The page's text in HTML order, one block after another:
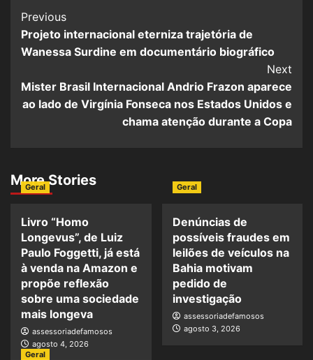
Previous
Projeto internacional eterniza trajetória de
Wanessa Surdine em documentário biográfico
Next
Mister Brasil Internacional Andrio Frazon aparece
ao lado de Virgínia Fonseca nos Estados Unidos e
chama atenção durante a Copa
More Stories
Geral
Livro “Homo
Longevus”, de Luiz
Paulo Foggetti, já está
à venda na Amazon e
propõe reflexão
sobre uma sociedade
mais longeva
assessoriadefamosos
agosto 4, 2026
Geral
Denúncias de
possíveis fraudes em
leilões de veículos na
Bahia motivam
pedido de
investigação
assessoriadefamosos
agosto 3, 2026
Geral